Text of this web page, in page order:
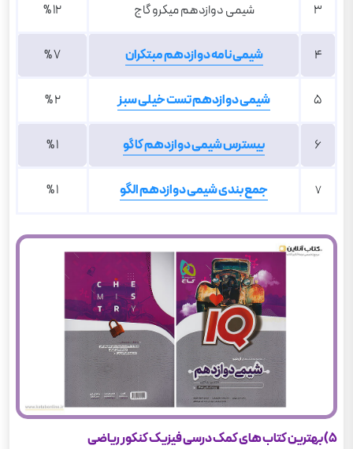
3 شیمی دوازدهم میکرو گاج 12 %
4 شیمی نامه دوازدهم مبتکران 7 %
5 شیمی دوازدهم تست خیلی سبز 2 %
6 بیسترس شیمی دوازدهم کاگو 1 %
7 جمع بندی شیمی دوازدهم الگو 1 %
5) بهترین کتاب های کمک درسی فیزیک کنکور ریاضی